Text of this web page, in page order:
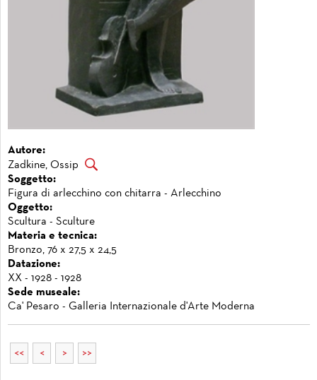
Autore:
Zadkine, Ossip
Soggetto:
Figura di arlecchino con chitarra - Arlecchino
Oggetto:
Scultura - Sculture
Materia e tecnica:
Bronzo, 76 x 27,5 x 24,5
Datazione:
XX - 1928 - 1928
Sede museale:
Ca' Pesaro - Galleria Internazionale d'Arte Moderna
<< < > >>